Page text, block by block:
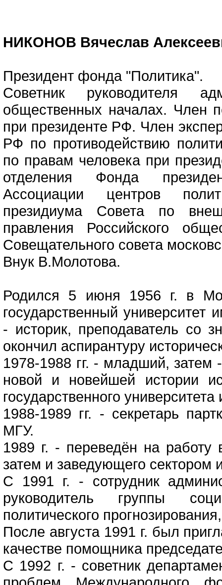
НИКОНОВ Вячеслав
Президент фонда "Политика".
Советник руководителя
общественных началах. Член
при президенте РФ. Член
РФ по противодействию
по правам человека при
отделения Фонда
Ассоциации центров
президиума Совета по
правления Российского
Совещательного совета
Внук В.Молотова.
Родился 5 июня 1956 г. в
государственный
- историк, преподаватель со
окончил аспирантуру
1978-1988 гг. - младший,
новой и новейшей истории
государственного
1988-1989 гг. - секретарь
МГУ.
1989 г. - переведён на
затем и заведующего сектором
С 1991 г. - сотрудник
руководитель группы
политического
После августа 1991 г. был
качестве помощника
С 1992 г. - советник